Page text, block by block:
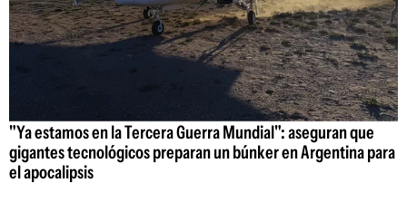
"Ya estamos en la Tercera Guerra Mundial": aseguran que
gigantes tecnológicos preparan un búnker en Argentina para
el apocalipsis